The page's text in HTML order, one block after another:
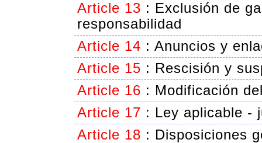
Article 13 : Exclusión de
responsabilidad
Article 14 : Anuncios y
Article 15 : Rescisión y
Article 16 : Modificación
Article 17 : Ley aplicable -
Article 18 : Disposiciones